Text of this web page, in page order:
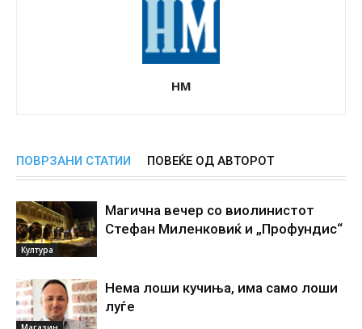
НМ
ПОВРЗАНИ СТАТИИ ПОВЕЌЕ ОД АВТОРОТ
Култура
Магична вечер со виолинистот
Стефан Миленковиќ и „Профундис“
Нема лоши кучиња, има само лоши
луѓе